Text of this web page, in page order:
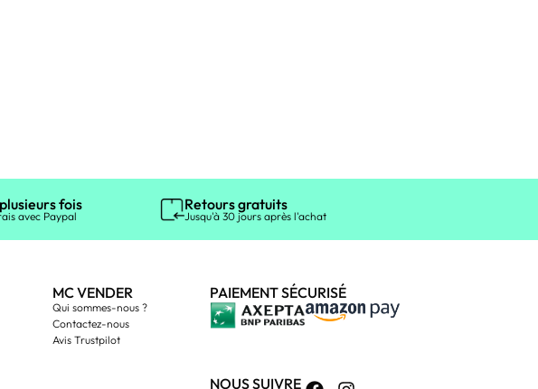
fois
avec Paypal
Retours gratuits
Jusqu'à 30 jours après l'achat
MC VENDER
Qui sommes-nous ?
Contactez-nous
Avis Trustpilot
PAIEMENT SÉCURISÉ
NOUS SUIVRE